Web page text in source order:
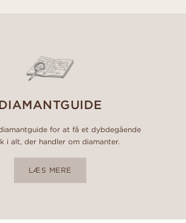
for at få et dybdegående
i alt, der handler om diamanter.
LÆS MERE